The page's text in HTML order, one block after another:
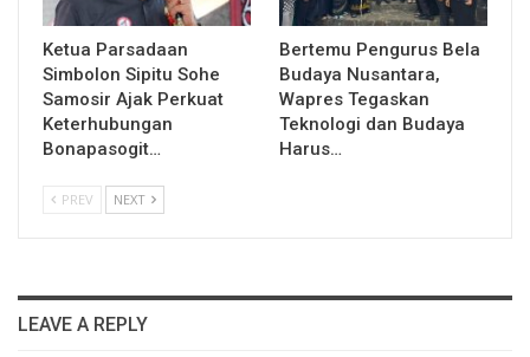
Ketua Parsadaan
Simbolon Sipitu Sohe
Samosir Ajak Perkuat
Keterhubungan
Bonapasogit…
Bertemu Pengurus Bela
Budaya Nusantara,
Wapres Tegaskan
Teknologi dan Budaya
Harus…
PREV NEXT
LEAVE A REPLY